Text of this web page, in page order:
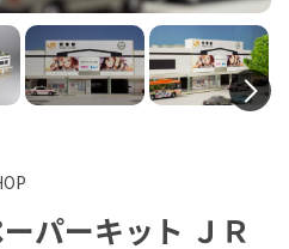
パーキット ＪＲ